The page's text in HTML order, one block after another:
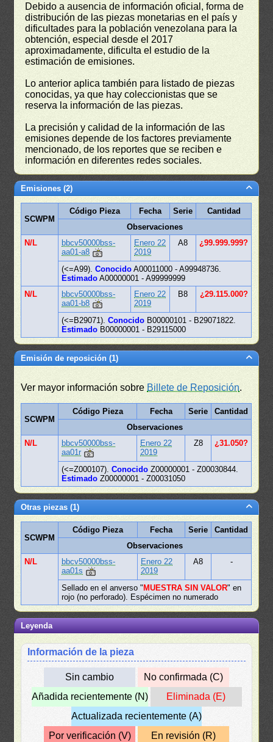
Debido a ausencia de información oficial, forma de
distribución de las piezas monetarias en el país y
dificultades para la población venezolana para la
obtención, especial desde el 2017
aproximadamente, dificulta el estudio de la
estimación de emisiones.
Lo anterior aplica también para listado de piezas
conocidas, ya que hay coleccionistas que se
reserva la información de las piezas.
La precisión y calidad de la información de las
emisiones depende de los factores previamente
mencionado, de los reportes que se reciben e
información en diferentes redes sociales.
Emisiones (2)
SCWPM
Código Pieza Fecha Serie
Cantidad
Observaciones
N/L
bbcv50000bss-
aa01-a8
Enero 22
2019
A8 ¿99.999.999?
(<=A99).Conocido A00011000 - A99948736.
Estimado A00000001 - A99999999
N/L
bbcv50000bss-
aa01-b8
Enero 22
2019
B8 ¿29.115.000?
(<=B29071).Conocido B00000101 - B29071822.
Estimado B00000001 - B29115000
Emisión de reposición (1)
Ver mayor información sobre Billete de Reposición.
SCWPM
Código Pieza Fecha Serie
Cantidad
Observaciones
N/L
bbcv50000bss-
aa01r
Enero 22
2019
Z8 ¿31.050?
(<=Z000107).Conocido Z00000001 - Z00030844.
Estimado Z00000001 - Z00031050
Otras piezas (1)
SCWPM
Código Pieza Fecha Serie
Cantidad
Observaciones
N/L
bbcv50000bss-
aa01s
Enero 22
2019
A8 -
Sellado en el anverso " MUESTRA SIN VALOR" en
rojo (no perforado). Espécimen no numerado
Leyenda
Información de la pieza
Sin cambio
No confirmada (C)
Añadida recientemente (N)
Eliminada (E)
Actualizada recientemente (A)
Por verificación (V)
En revisión (R)